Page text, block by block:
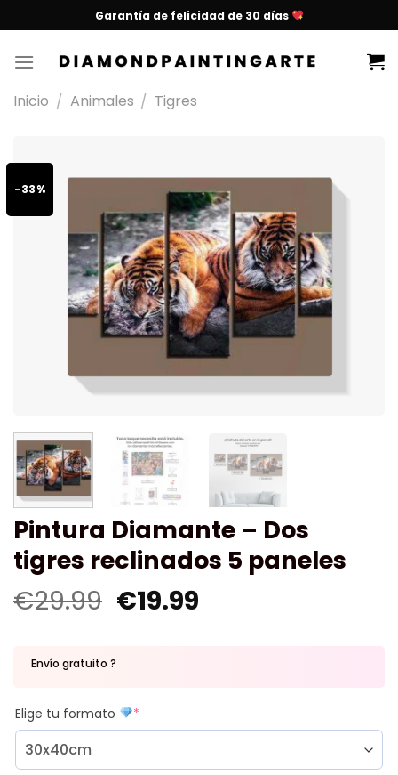
Garantía de felicidad de 30 días
Inicio / Animales / Tigres
-33%
Pintura Diamante – Dos
tigres reclinados 5 paneles
€29.99 €19.99
Envío gratuito ?
Elige tu formato *